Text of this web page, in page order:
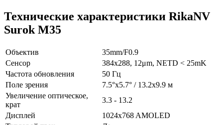
Технические характеристики RikaNV
Surok M35
Объектив
35mm/F0.9
Сенсор
384x288, 12μm, NETD < 25mK
Частота обновления
50 Гц
Поле зрения
7.5°x5.7° / 13.2x9.9 м
Увеличение оптическое,
крат
3.3 - 13.2
Дисплей
1024x768 AMOLED